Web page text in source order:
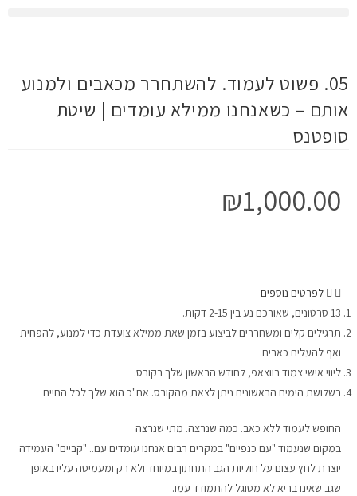
05. פשוט לעמוד. להשתחרר מכאבים ולמנוע
אותם – כשאנחנו ממילא עומדים | שיטת
סופטנס
₪1,000.00
לפרטים נוספים
13 סרטונים, שאורכם נע בין 2-15 דקות.
תרגילים קלים ומשחררים לביצוע בזמן שאת ממילא צועדת כדי למנוע, להפחית
ואף להעלים כאבים.
ליווי אישי צמוד בווצאפ, לחודש הראשון שלך בקורס.
בשלושת הימים הראשונים ניתן לצאת מהקורס. אח"כ הוא שלך לכל החיים
החופש לעמוד ללא כאב. כמה שנרצה. מתי שנרצה
במקום שנעמוד "עם כנפיים" במקרים רבים אנחנו עומדים עם.. "קביים" העמידה
יוצרת לחץ עצום על חוליות הגב התחתון במיוחד ולא רק ומעמיסה עליו באופן
שגב שאינו בריא לא מסוגל להתמודד עמו.